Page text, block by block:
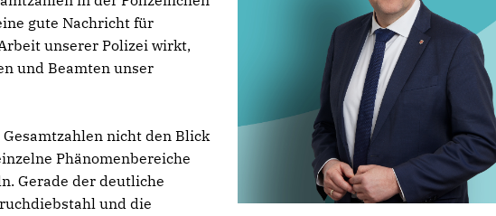
gute Nachricht für
unserer Polizei wirkt,
und Beamten unser
nicht den Blick
Phänomenbereiche
Gerade der deutliche
und die